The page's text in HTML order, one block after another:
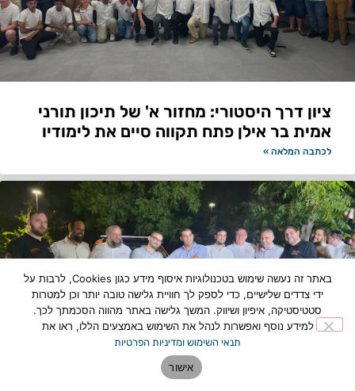
ציון דרך היסטורי: מחזור א' של תיכון תורני
אמית בר אילן פתח תקווה סיים את לימודיו
לכתבה המלאה »
באתר זה נעשה שימוש בטכנולוגיות איסוף מידע כגון Cookies, לרבות על
ידי צדדים שלישיים, כדי לספק לך חוויית גלישה טובה יותר וכן למטרות
סטטיסטיקה, איפיון ושיווק. המשך גלישה באתר מהווה הסכמתך לכך.
למידע נוסף ואפשרות לנהל את השימוש באמצעים הללו, ראו את
תנאי השימוש ומדיניות הפרטיות
אישור